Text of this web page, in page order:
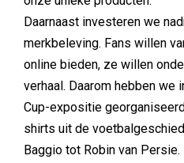
Daarnaast investeren we
merkbeleving. Fans willen
online bieden, ze willen
verhaal. Daarom hebben we
Cup-expositie
shirts uit de
Baggio tot Robin van